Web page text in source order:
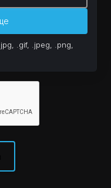
.gif, .jpeg, .png,